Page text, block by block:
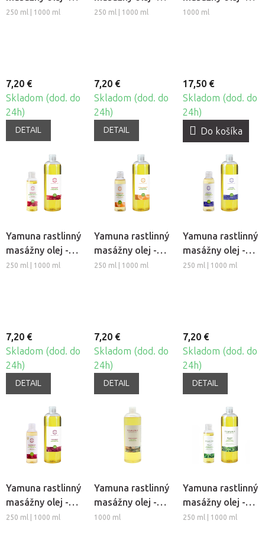
Aloe Vera
250 ml | 1000 ml
7,20 €
Skladom (dod. do
24h)
DETAIL
Medovka
250 ml | 1000 ml
7,20 €
Skladom (dod. do
24h)
DETAIL
Secret Garden
1000 ml
17,50 €
Skladom (dod. do
24h)
Do košíka
Yamuna rastlinný
masážny olej -
Granátové jablko
250 ml | 1000 ml
7,20 €
Skladom (dod. do
24h)
DETAIL
Yamuna rastlinný
masážny olej -
Pomaranč-
250 ml | 1000 ml
7,20 €
Skladom (dod. do
24h)
DETAIL
Yamuna rastlinný
masážny olej -
Levanduľa
250 ml | 1000 ml
7,20 €
Skladom (dod. do
24h)
DETAIL
Yamuna rastlinný
masážny olej -
Hrozno
250 ml | 1000 ml
Yamuna rastlinný
masážny olej -
Spirit of Bali
1000 ml
Yamuna rastlinný
masážny olej -
Zelený čaj
250 ml | 1000 ml